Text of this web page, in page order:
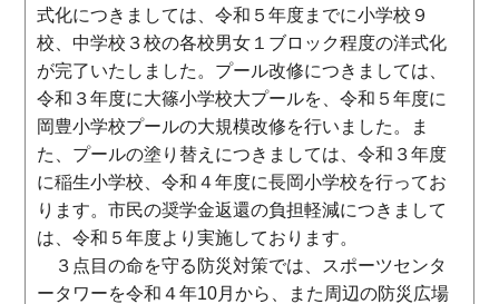
式化につきましては、令和５年度までに小学校９
校、中学校３校の各校男女１ブロック程度の洋式化
が完了いたしました。プール改修につきましては、
令和３年度に大篠小学校大プールを、令和５年度に
岡豊小学校プールの大規模改修を行いました。ま
た、プールの塗り替えにつきましては、令和３年度
に稲生小学校、令和４年度に長岡小学校を行ってお
ります。市民の奨学金返還の負担軽減につきまして
は、令和５年度より実施しております。
３点目の命を守る防災対策では、スポーツセンタ
ータワーを令和４年10月から、また周辺の防災広場